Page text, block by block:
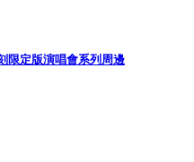
限定版演唱會系列周邊